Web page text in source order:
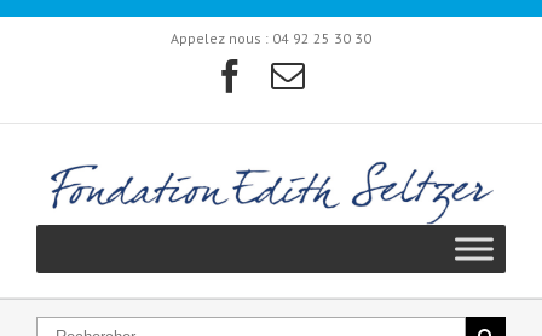
Appelez nous : 04 92 25 30 30